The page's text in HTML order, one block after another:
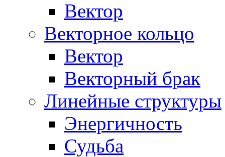
Вектор
Векторное кольцо
Вектор
Векторный брак
Линейные структуры
Энергичность
Судьба